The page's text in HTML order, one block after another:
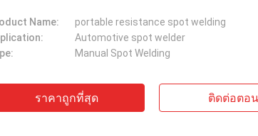
Name:
portable resistance spot welding
Automotive spot welder
Manual Spot Welding
ราคาถูกที่สุด ติดต่อตอ